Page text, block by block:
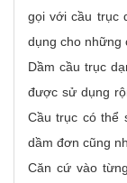
gọi với cầu trục
dụng cho những
Dầm cầu trục
được sử dụng
Cầu trục có thể
dầm đơn cũng
Căn cứ vào